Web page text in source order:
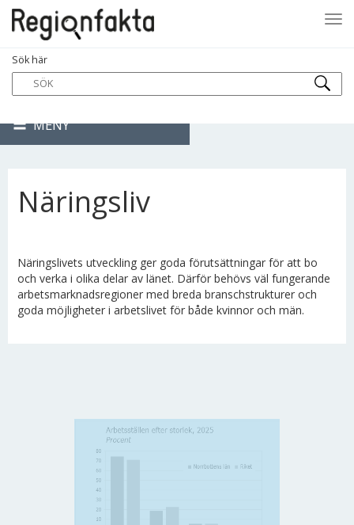
Sök här
MENY
Näringsliv
Näringslivets utveckling ger goda förutsättningar för att bo
och verka i olika delar av länet. Därför behövs väl fungerande
arbetsmarknadsregioner med breda branschstrukturer och
goda möjligheter i arbetslivet för både kvinnor och män.